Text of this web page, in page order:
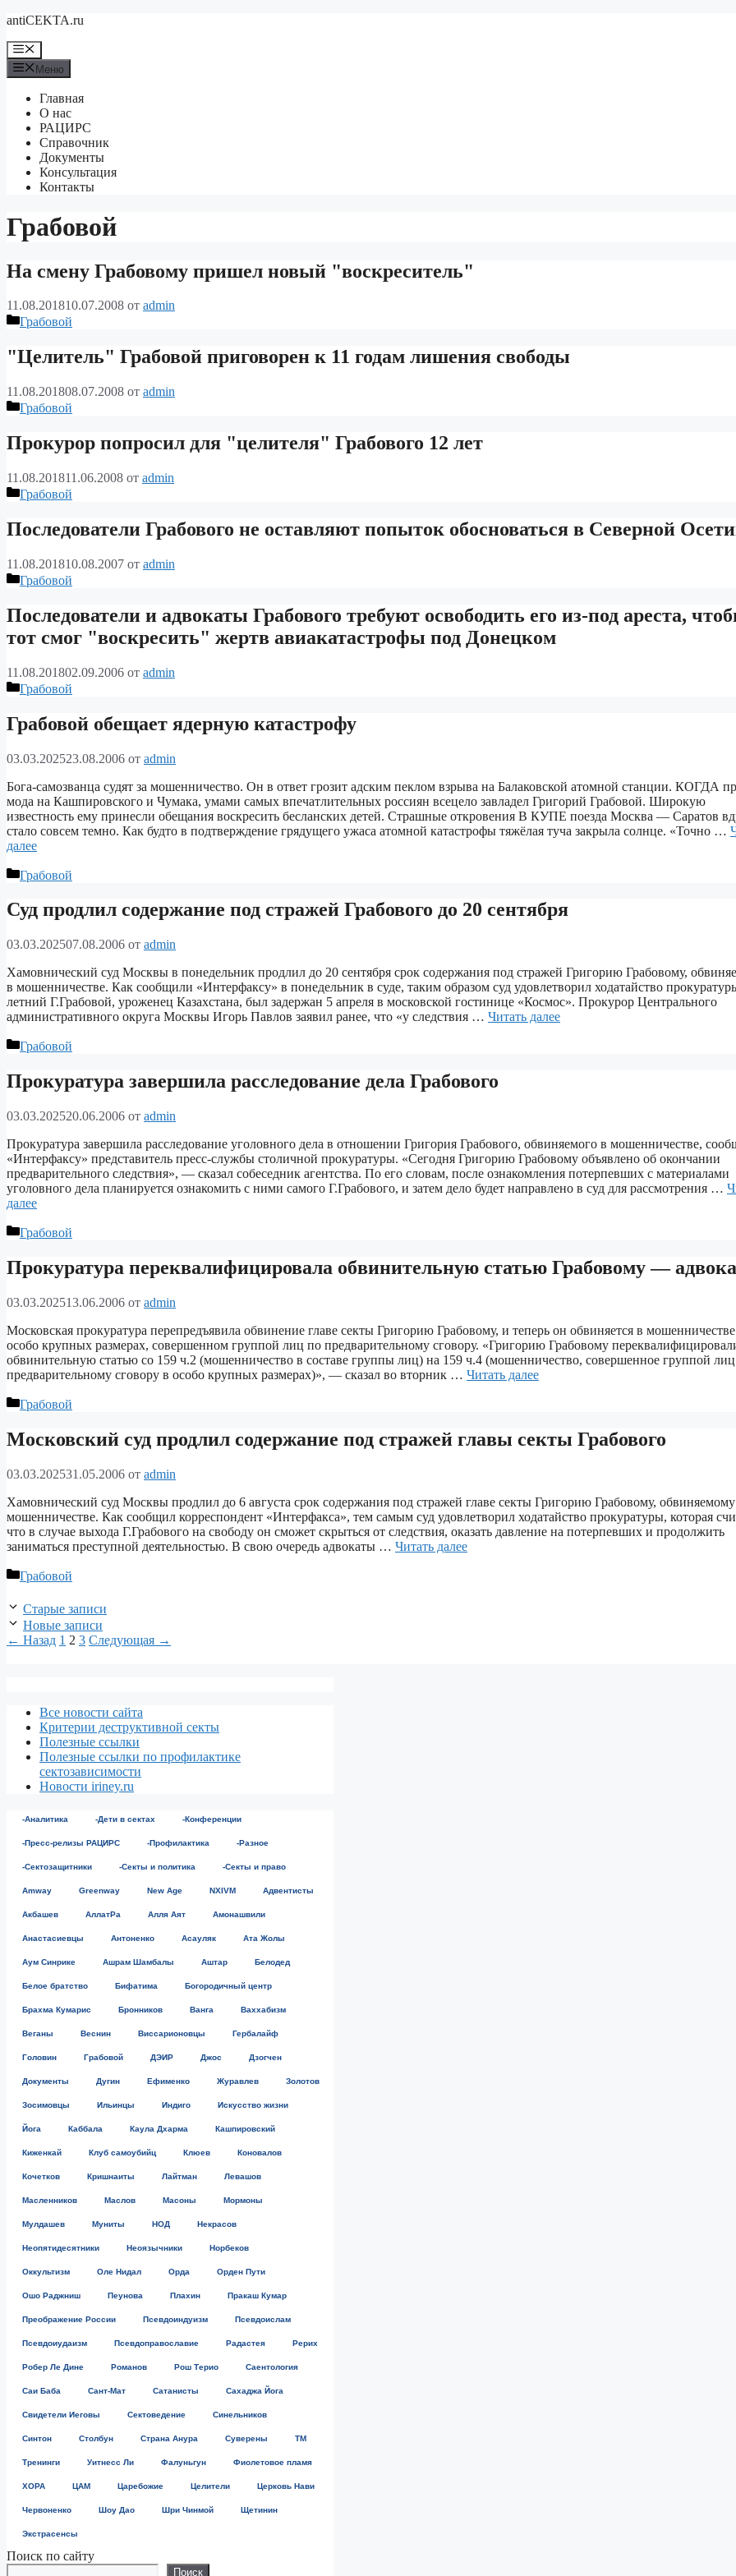
Перейти
содержимому
antiCEKTA.ru
Меню
Меню
Главная
О нас
РАЦИРС
Справочник
Документы
Консультация
Контакты
Грабовой
На смену Грабовому пришел новый "воскреситель"
11.08.201810.07.2008 от admin
Рубрики
Грабовой
"Целитель" Грабовой приговорен к 11 годам лишения свободы
11.08.201808.07.2008 от admin
Рубрики
Грабовой
Прокурор попросил для "целителя" Грабового 12 лет
11.08.201811.06.2008 от admin
Рубрики
Грабовой
Последователи Грабового не оставляют попыток обосноваться в Северной
11.08.201810.08.2007 от admin
Рубрики
Грабовой
Последователи и адвокаты Грабового требуют освободить его из-под ареста,
тот смог "воскресить" жертв авиакатастрофы под Донецком
11.08.201802.09.2006 от admin
Рубрики
Грабовой
Грабовой обещает ядерную катастрофу
03.03.202523.08.2006 от admin
Бога-самозванца судят за мошенничество. Он в ответ грозит адским пеклом взрыва на Балаковской атомной станции. КОГДА
мода на Кашпировского и Чумака, умами самых впечатлительных россиян всецело завладел Григорий Грабовой. Широкую
известность ему принесли обещания воскресить бесланских детей. Страшные откровения В КУПЕ поезда Москва — Саратов
стало совсем темно. Как будто в подтверждение грядущего ужаса атомной катастрофы тяжёлая туча закрыла солнце. «Точно …
далее
Рубрики
Грабовой
Суд продлил содержание под стражей Грабового до 20 сентября
03.03.202507.08.2006 от admin
Хамовнический суд Москвы в понедельник продлил до 20 сентября срок содержания под стражей Григорию Грабовому,
в мошенничестве. Как сообщили «Интерфаксу» в понедельник в суде, таким образом суд удовлетворил ходатайство
летний Г.Грабовой, уроженец Казахстана, был задержан 5 апреля в московской гостинице «Космос». Прокурор Центрального
административного округа Москвы Игорь Павлов заявил ранее, что «у следствия … Читать далее
Рубрики
Грабовой
Прокуратура завершила расследование дела Грабового
03.03.202520.06.2006 от admin
Прокуратура завершила расследование уголовного дела в отношении Григория Грабового, обвиняемого в мошенничестве,
«Интерфаксу» представитель пресс-службы столичной прокуратуры. «Сегодня Григорию Грабовому объявлено об окончании
предварительного следствия», — сказал собеседник агентства. По его словам, после ознакомления потерпевших с материалами
уголовного дела планируется ознакомить с ними самого Г.Грабового, и затем дело будет направлено в суд для рассмотрения …
далее
Рубрики
Грабовой
Прокуратура переквалифицировала обвинительную статью Грабовому —
03.03.202513.06.2006 от admin
Московская прокуратура перепредъявила обвинение главе секты Григорию Грабовому, и теперь он обвиняется в
особо крупных размерах, совершенном группой лиц по предварительному сговору. «Григорию Грабовому
обвинительную статью со 159 ч.2 (мошенничество в составе группы лиц) на 159 ч.4 (мошенничество, совершенное группой
предварительному сговору в особо крупных размерах)», — сказал во вторник … Читать далее
Рубрики
Грабовой
Московский суд продлил содержание под стражей главы секты Грабового
03.03.202531.05.2006 от admin
Хамовнический суд Москвы продлил до 6 августа срок содержания под стражей главе секты Григорию Грабовому,
мошенничестве. Как сообщил корреспондент «Интерфакса», тем самым суд удовлетворил ходатайство прокуратуры, которая
что в случае выхода Г.Грабового на свободу он сможет скрыться от следствия, оказать давление на потерпевших и продолжить
заниматься преступной деятельностью. В свою очередь адвокаты … Читать далее
Рубрики
Грабовой
Старые записи
Новые записи
← Назад Страница
1 Страница
2 Страница
3 Следующая →
Все новости сайта
Критерии деструктивной секты
Полезные ссылки
Полезные ссылки по профилактике
сектозависимости
Новости iriney.ru
-Аналитика -Дети в сектах -Конференции
-Пресс-релизы РАЦИРС -Профилактика -Разное
-Сектозащитники -Секты и политика -Секты и право
Amway Greenway New Age NXIVM Адвентисты
Акбашев АллатРа Алля Аят Амонашвили
Анастасиевцы Антоненко Асауляк Ата Жолы
Аум Синрике Ашрам Шамбалы Аштар Белодед
Белое братство Бифатима Богородичный центр
Брахма Кумарис Бронников Ванга Ваххабизм
Веганы Веснин Виссарионовцы Гербалайф
Головин Грабовой ДЭИР Джос Дзогчен
Документы Дугин Ефименко Журавлев Золотов
Зосимовцы Ильинцы Индиго Искусство жизни
Йога Каббала Каула Дхарма Кашпировский
Киженкай Клуб самоубийц Клюев Коновалов
Кочетков Кришнаиты Лайтман Левашов
Масленников Маслов Масоны Мормоны
Мулдашев Муниты НОД Некрасов
Неопятидесятники Неоязычники Норбеков
Оккультизм Оле Нидал Орда Орден Пути
Ошо Раджниш Пеунова Плахин Пракаш Кумар
Преображение России Псевдоиндуизм Псевдоислам
Псевдоиудаизм Псевдоправославие Радастея Рерих
Робер Ле Дине Романов Рош Терио Саентология
Саи Баба Сант-Мат Сатанисты Сахаджа Йога
Свидетели Иеговы Сектоведение Синельников
Синтон Столбун Страна Анура Суверены ТМ
Тренинги Уитнесс Ли Фалуньгун Фиолетовое пламя
ХОРА ЦАМ Царебожие Целители Церковь Нави
Червоненко Шоу Дао Шри Чинмой Щетинин
Экстрасенсы
Поиск по сайту
Поиск